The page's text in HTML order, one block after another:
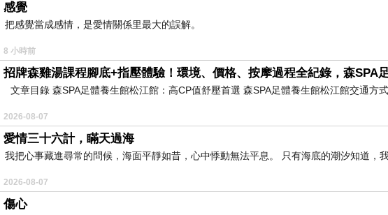
感覺
把感覺當成感情，是愛情關係里最大的誤解。
8 小時前
招牌森雞湯課程腳底+指壓體驗！環境、價格、按摩過程全紀錄，森SPA
文章目錄 森SPA足體養生館松江館：高CP值舒壓首選 森SPA足體養生館松江館交通方
2026-08-07
愛情三十六計，瞞天過海
我把心事藏進尋常的問候，海面平靜如昔，心中悸動無法平息。 只有海底的潮汐知道，
2026-08-07
傷心